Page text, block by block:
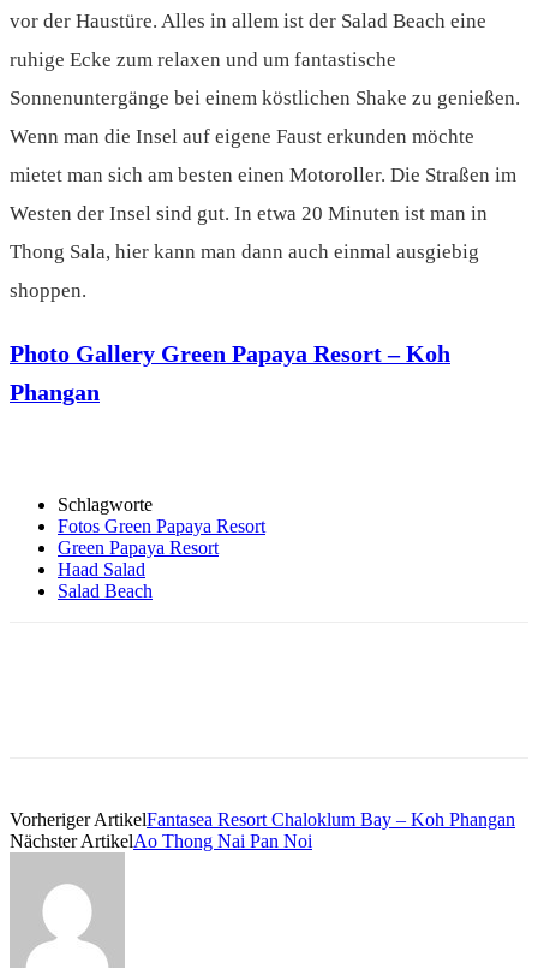
vor der Haustüre. Alles in allem ist der Salad Beach eine
ruhige Ecke zum relaxen und um fantastische
Sonnenuntergänge bei einem köstlichen Shake zu genießen.
Wenn man die Insel auf eigene Faust erkunden möchte
mietet man sich am besten einen Motoroller. Die Straßen im
Westen der Insel sind gut. In etwa 20 Minuten ist man in
Thong Sala, hier kann man dann auch einmal ausgiebig
shoppen.
Photo Gallery Green Papaya Resort – Koh
Phangan
Schlagworte
Fotos Green Papaya Resort
Green Papaya Resort
Haad Salad
Salad Beach
Vorheriger ArtikelFantasea Resort Chaloklum Bay – Koh Phangan
Nächster ArtikelAo Thong Nai Pan Noi